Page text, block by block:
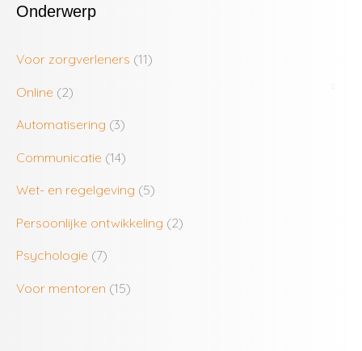
Onderwerp
Voor zorgverleners (11)
Online (2)
Automatisering (3)
Communicatie (14)
Wet- en regelgeving (5)
Persoonlijke ontwikkeling (2)
Psychologie (7)
Voor mentoren (15)